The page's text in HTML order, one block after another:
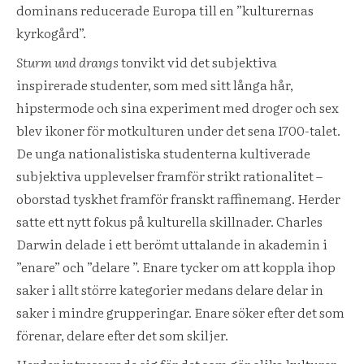
dominans reducerade Europa till en ”kulturernas
kyrkogård”.
Sturm und drangstonvikt vid det subjektiva
inspirerade studenter, som med sitt långa hår,
hipstermode och sina experiment med droger och sex
blev ikoner för motkulturen under det sena 1700-talet.
De unga nationalistiska studenterna kultiverade
subjektiva upplevelser framför strikt rationalitet –
oborstad tyskhet framför franskt raffinemang. Herder
satte ett nytt fokus på kulturella skillnader. Charles
Darwin delade i ett berömt uttalande in akademin i
”enare” och ”delare ”. Enare tycker om att koppla ihop
saker i allt större kategorier medans delare delar in
saker i mindre grupperingar. Enare söker efter det som
förenar, delare efter det som skiljer.